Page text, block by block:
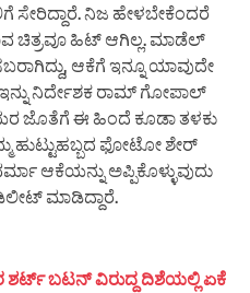
ಸೇರಿದ್ದಾರೆ. ನಿಜ ಹೇಳಬೇಕೆಂದರೆ
ಚಿತ್ರವೂ ಹಿಟ್ ಆಗಿಲ್ಲ. ಮಾಡೆಲ್
ಆಕೆಗೆ ಇನ್ನೂ ಯಾವುದೇ
ನಿರ್ದೇಶಕ ರಾಮ್ ಗೋಪಾಲ್
ಜೊತೆಗೆ ಈ ಹಿಂದೆ ಕೂಡಾ ತಳಕು
ಹುಟ್ಟುಹಬ್ಬದ ಫೋಟೋ ಶೇರ್
ಆಕೆಯನ್ನು ಅಪ್ಪಿಕೊಳ್ಳುವುದು
ಮಾಡಿದ್ದಾರೆ.
ಬಟನ್ ವಿರುದ್ದ ದಿಶೆಯಲ್ಲಿ ಏಕೆ